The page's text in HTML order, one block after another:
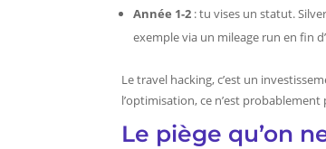
Année 1-2 : tu vises un statut.
exemple via un mileage run en fin
Le travel hacking, c’est un
l’optimisation, ce n’est
Le piège qu’on